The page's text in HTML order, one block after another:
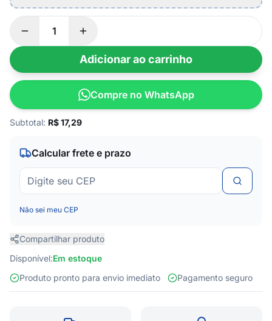
Adicionar ao carrinho
Compre no WhatsApp
Subtotal: R$17,29
Calcular frete e prazo
Não sei meu CEP
Compartilhar produto
Disponível:Em estoque
Produto pronto para envio imediato
Pagamento seguro